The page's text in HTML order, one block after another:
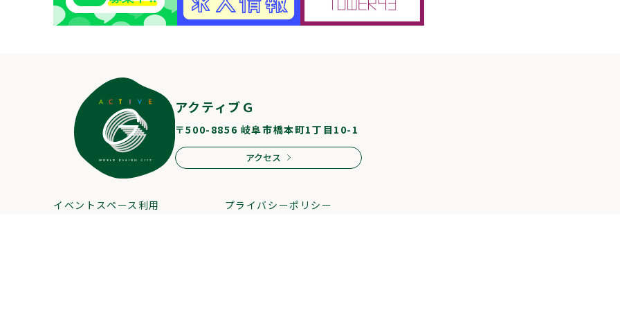
アクティブＧ
〒500-8856 岐阜市橋本町1丁目10-1
アクセス
イベントスペース利用
プライバシーポリシー